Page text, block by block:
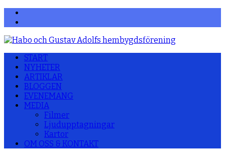
START
NYHETER
ARTIKLAR
BLOGGEN
EVENEMANG
MEDIA
Filmer
Ljudupptagningar
Kartor
OM OSS & KONTAKT